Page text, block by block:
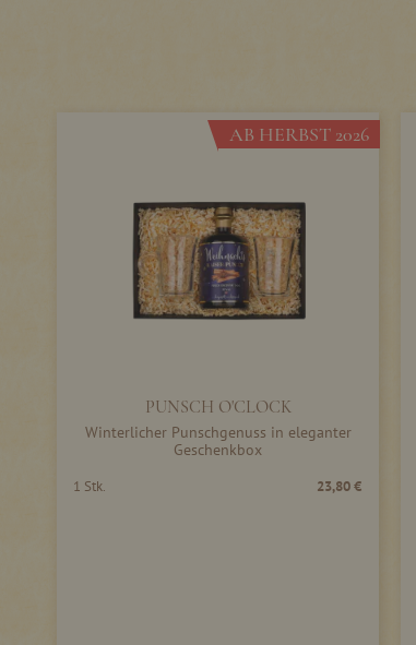
AB HERBST 2026
PUNSCH O'CLOCK
Winterlicher Punschgenuss in eleganter
Geschenkbox
1 Stk. 23,80 €